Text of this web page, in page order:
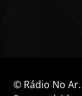
© Rádio No